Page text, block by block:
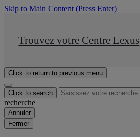
Skip to Main Content (Press Enter)
STOP DRIVE Takata
Trouvez votre Centre Lexus
Click to return to previous menu
Click to search
recherche
Annuler
Fermer